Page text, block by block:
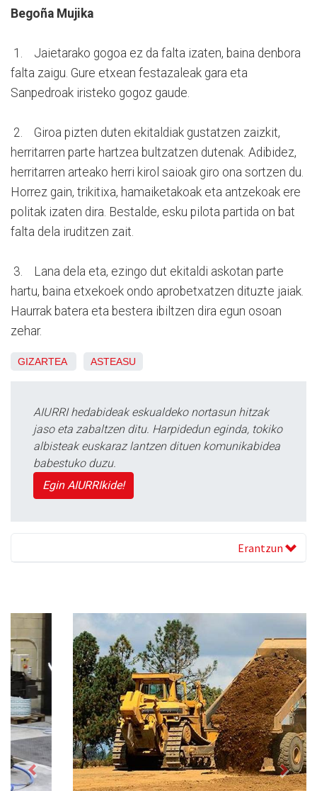
Begoña Mujika
1. Jaietarako gogoa ez da falta izaten, baina denbora
falta zaigu. Gure etxean festazaleak gara eta
Sanpedroak iristeko gogoz gaude.
2. Giroa pizten duten ekitaldiak gustatzen zaizkit,
herritarren parte hartzea bultzatzen dutenak. Adibidez,
herritarren arteako herri kirol saioak giro ona sortzen du.
Horrez gain, trikitixa, hamaiketakoak eta antzekoak ere
politak izaten dira. Bestalde, esku pilota partida on bat
falta dela iruditzen zait.
3. Lana dela eta, ezingo dut ekitaldi askotan parte
hartu, baina etxekoek ondo aprobetxatzen dituzte jaiak.
Haurrak batera eta bestera ibiltzen dira egun osoan
zehar.
GIZARTEA ASTEASU
AIURRI hedabideak eskualdeko nortasun hitzak
jaso eta zabaltzen ditu. Harpidedun eginda, tokiko
albisteak euskaraz lantzen dituen komunikabidea
babestuko duzu.
Egin AIURRIkide!
Erantzun
Previous Next